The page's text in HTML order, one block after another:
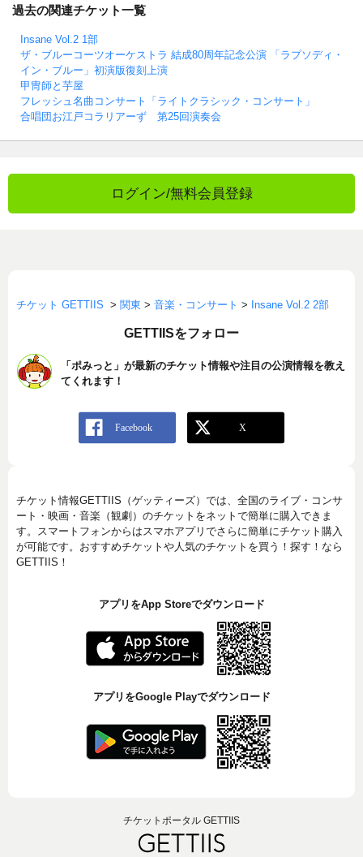
過去の関連チケット一覧
Insane Vol.2 1部
ザ・ブルーコーツオーケストラ 結成80周年記念公演 「ラプソディ・
イン・ブルー」初演版復刻上演
甲冑師と芋屋
フレッシュ名曲コンサート「ライトクラシック・コンサート」
合唱団お江戸コラリアーず 第25回演奏会
ログイン/無料会員登録
チケット GETTIIS > 関東 > 音楽・コンサート > Insane Vol.2 2部
GETTIISをフォロー
「ポみっと」が最新のチケット情報や注目の公演情報を教え
てくれます！
チケット情報GETTIIS（ゲッティーズ）では、全国のライブ・コンサ
ート・映画・音楽（観劇）のチケットをネットで簡単に購入できま
す。スマートフォンからはスマホアプリでさらに簡単にチケット購入
が可能です。おすすめチケットや人気のチケットを買う！探す！なら
GETTIIS！
アプリをApp Storeでダウンロード
アプリをGoogle Playでダウンロード
チケットポータル GETTIIS